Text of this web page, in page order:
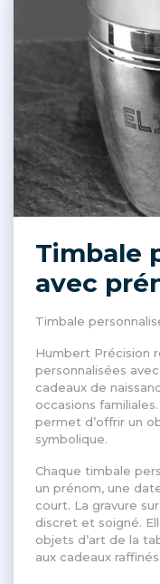
Timbale
avec
Timbale
Humbert Précision
personnalisées
cadeaux de
occasions
permet d’offrir un
symbolique.
Chaque timbale
un prénom, une
court. La gravure
discret et soigné.
objets d’art de la
aux cadeaux raffinés.